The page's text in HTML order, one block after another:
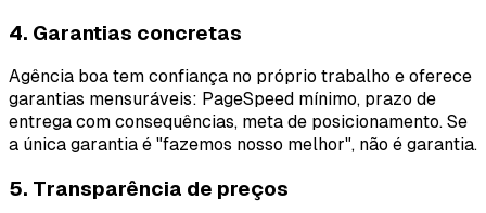
4. Garantias concretas
Agência boa tem confiança no próprio trabalho e oferece
garantias mensuráveis: PageSpeed mínimo, prazo de
entrega com consequências, meta de posicionamento. Se
a única garantia é "fazemos nosso melhor", não é garantia.
5. Transparência de preços